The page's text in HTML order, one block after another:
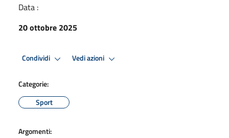
Data :
20 ottobre 2025
Condividi Vedi azioni
Categorie:
Sport
Argomenti: